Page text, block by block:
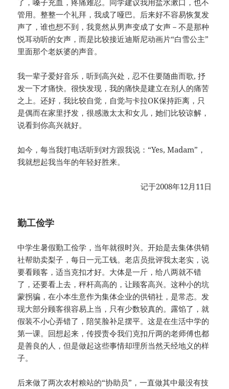
了，嗓子充血，疼痛难忍。同学建议我用盐水漱口，也不
管用。整整一个礼拜，我成了哑巴。后来好不容易恢复发
声了，谁也想不到，我竟然从男声变成了女声－不是那种
悦耳动听的女声，而是比较接近迪斯尼动画片“白雪公主”
里面那个老妖婆的声音。
我一辈子爱好音乐，听到高兴处，忍不住要随曲而歌, 抒
发一下才痛快。很快发现，我的痛快是建立在别人的痛苦
之上。还好，我比较自觉，自觉与卡拉OK保持距离，只
是偶而在家里抒发，很感激太太和女儿，她们比较谅解，
说看到你高兴就好。
如今，每当我打电话听到对方跟我说：“Yes, Madam”，
我就想起我当年的年轻好胜来。
记于2008年12月11日
勤工俭学
中学生暑假勤工俭学，当年就很时兴。开始是去集体供销
社帮助卖梨子，每日一元工钱。老店员批评我太老实，说
要看顾客，适当克扣才好。大体是一斤，给八两就不错
了，还要看上去，秤杆高高的，让顾客高兴。这种小的坑
蒙拐骗，在小本生意作为集体企业的供销社，是常态。发
现大部分顾客很容易上当，只有少数较真的。露馅了，就
假装不小心弄错了，陪笑脸补足摆平。这是在生活中学的
第一课。回想起来，传授责令我们克扣斤两的老师傅也都
是善良的人，但是做起这些事情却理所当然天经地义的样
子。
后来做了两次农村粮站的“协助员”，一直做其中最没有技